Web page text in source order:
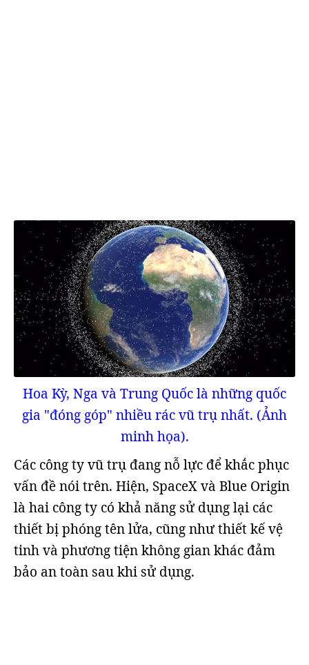
Hoa Kỳ, Nga và Trung Quốc là những quốc
gia "đóng góp" nhiều rác vũ trụ nhất. (Ảnh
minh họa).
Các công ty vũ trụ đang nỗ lực để khắc phục
vấn đề nói trên. Hiện, SpaceX và Blue Origin
là hai công ty có khả năng sử dụng lại các
thiết bị phóng tên lửa, cũng như thiết kế vệ
tinh và phương tiện không gian khác đảm
bảo an toàn sau khi sử dụng.